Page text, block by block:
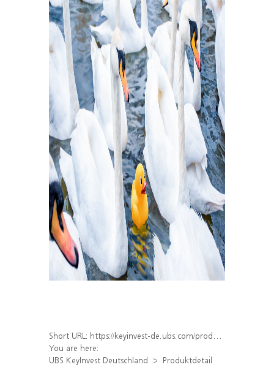
Short URL: https://keyinvest-de.ubs.com/produkt/detail/index/isin/DE000WA8VYF9
You are here:
UBS KeyInvest Deutschland
Produktdetail